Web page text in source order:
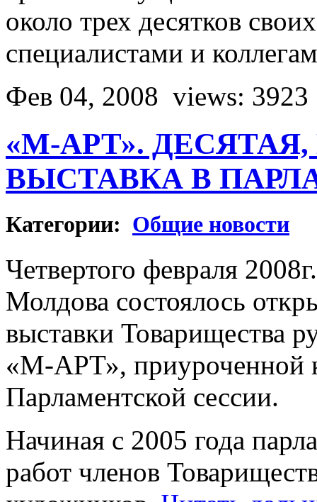
около трех десятков
специалистами и
Фев 04, 2008 views: 3923
«М-АРТ».
ВЫСТАВКА В
Категории: Общие новости
Четвертого февраля
Молдова состоялось
выставки Товарищества
«М-АРТ», приуроченной
Парламентской сессии.
Начиная с 2005 года
работ членов